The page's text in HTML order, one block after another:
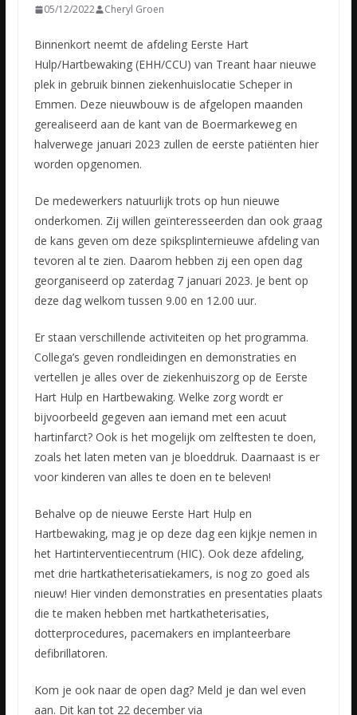
05/12/2022 Cheryl Groen
Binnenkort neemt de afdeling Eerste Hart
Hulp/Hartbewaking (EHH/CCU) van Treant haar nieuwe
plek in gebruik binnen ziekenhuislocatie Scheper in
Emmen. Deze nieuwbouw is de afgelopen maanden
gerealiseerd aan de kant van de Boermarkeweg en
halverwege januari 2023 zullen de eerste patiënten hier
worden opgenomen.
De medewerkers natuurlijk trots op hun nieuwe
onderkomen. Zij willen geïnteresseerden dan ook graag
de kans geven om deze spiksplinternieuwe afdeling van
tevoren al te zien. Daarom hebben zij een open dag
georganiseerd op zaterdag 7 januari 2023. Je bent op
deze dag welkom tussen 9.00 en 12.00 uur.
Er staan verschillende activiteiten op het programma.
Collega’s geven rondleidingen en demonstraties en
vertellen je alles over de ziekenhuiszorg op de Eerste
Hart Hulp en Hartbewaking. Welke zorg wordt er
bijvoorbeeld gegeven aan iemand met een acuut
hartinfarct? Ook is het mogelijk om zelftesten te doen,
zoals het laten meten van je bloeddruk. Daarnaast is er
voor kinderen van alles te doen en te beleven!
Behalve op de nieuwe Eerste Hart Hulp en
Hartbewaking, mag je op deze dag een kijkje nemen in
het Hartinterventiecentrum (HIC). Ook deze afdeling,
met drie hartkatheterisatiekamers, is nog zo goed als
nieuw! Hier vinden demonstraties en presentaties plaats
die te maken hebben met hartkatheterisaties,
dotterprocedures, pacemakers en implanteerbare
defibrillatoren.
Kom je ook naar de open dag? Meld je dan wel even
aan. Dit kan tot 22 december via